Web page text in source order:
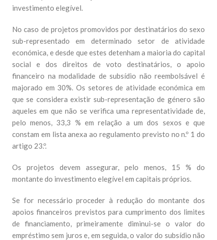
investimento elegível.
No caso de projetos promovidos por destinatários do sexo
sub-representado em determinado setor de atividade
económica, e desde que estes detenham a maioria do capital
social e dos direitos de voto destinatários, o apoio
financeiro na modalidade de subsídio não reembolsável é
majorado em 30%. Os setores de atividade económica em
que se considera existir sub-representação de género são
aqueles em que não se verifica uma representatividade de,
pelo menos, 33,3 % em relação a um dos sexos e que
constam em lista anexa ao regulamento previsto no n.º 1 do
artigo 23.º.
Os projetos devem assegurar, pelo menos, 15 % do
montante do investimento elegível em capitais próprios.
Se for necessário proceder à redução do montante dos
apoios financeiros previstos para cumprimento dos limites
de financiamento, primeiramente diminui-se o valor do
empréstimo sem juros e, em seguida, o valor do subsídio não